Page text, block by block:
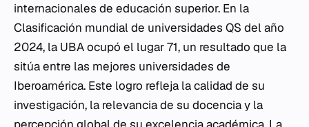
internacionales de educación superior. En la
Clasificación mundial de universidades QS del año
2024, la UBA ocupó el lugar 71, un resultado que la
sitúa entre las mejores universidades de
Iberoamérica. Este logro refleja la calidad de su
investigación, la relevancia de su docencia y la